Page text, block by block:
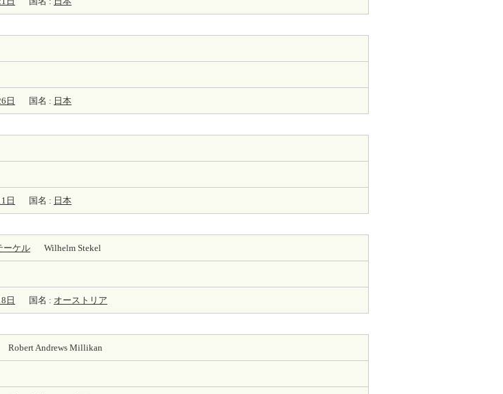
日 国名 : 日本
日 国名 : 日本
ーケル Wilhelm Stekel
日 国名 : オーストリア
Robert Andrews Millikan